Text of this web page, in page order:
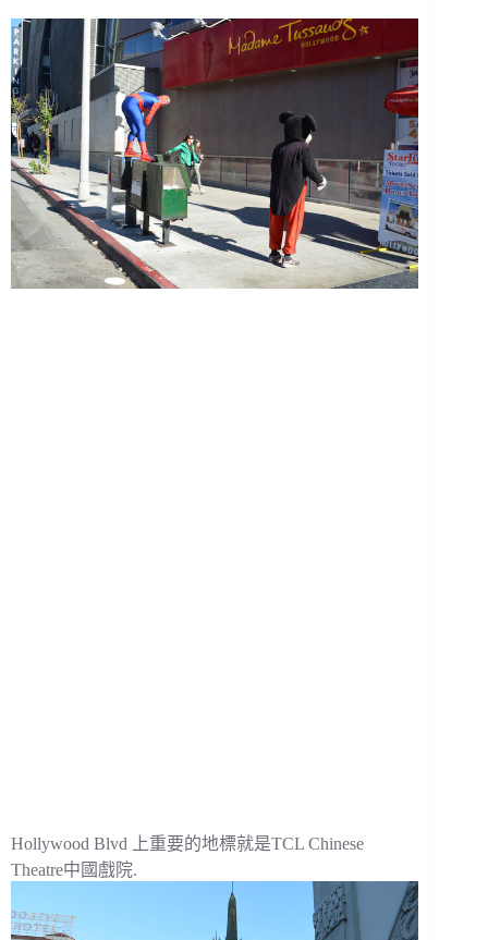
Hollywood Blvd 上重要的地標就是TCL Chinese
Theatre中國戲院.